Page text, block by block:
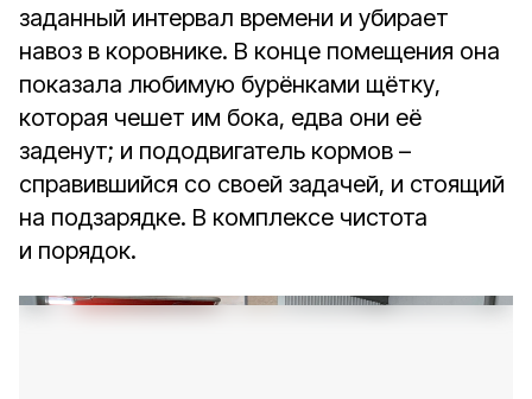
заданный интервал времени и убирает
навоз в коровнике. В конце помещения она
показала любимую бурёнками щётку,
которая чешет им бока, едва они её
заденут; и пододвигатель кормов –
справившийся со своей задачей, и стоящий
на подзарядке. В комплексе чистота
и порядок.